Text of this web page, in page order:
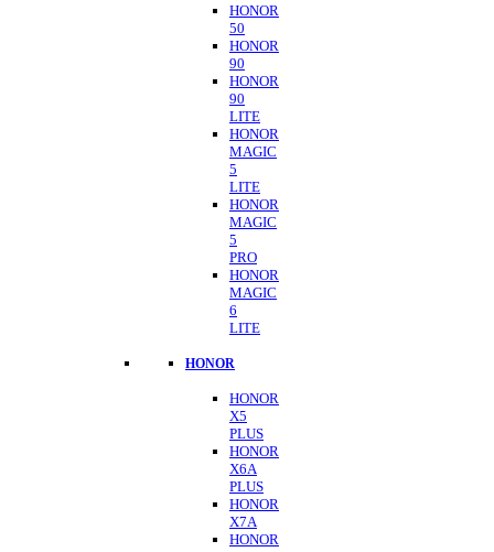
HONOR
50
HONOR
90
HONOR
90
LITE
HONOR
MAGIC
5
LITE
HONOR
MAGIC
5
PRO
HONOR
MAGIC
6
LITE
HONOR
HONOR
X5
PLUS
HONOR
X6A
PLUS
HONOR
X7A
HONOR